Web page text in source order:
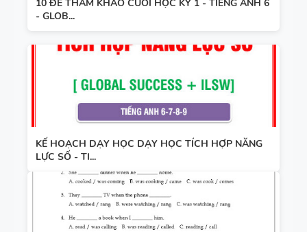
10 ĐỀ THAM KHẢO CUỐI HỌC KỲ 1 - TIẾNG ANH 6
- GLOB...
KẾ HOẠCH DẠY HỌC DẠY HỌC TÍCH HỢP NĂNG
LỰC SỐ - TI...